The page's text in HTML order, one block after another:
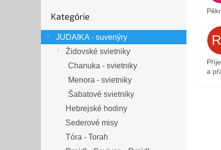
kategórie
Kategórie
JUDAIKA - suvenýry
Židovské svietniky
Chanuka - svietniky
Menora - svietniky
Šabatové svietniky
Hebrejské hodiny
Sederové misy
Tóra - Torah
a